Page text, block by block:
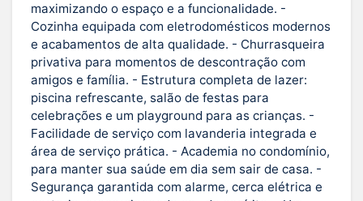
maximizando o espaço e a funcionalidade. -
Cozinha equipada com eletrodomésticos modernos
e acabamentos de alta qualidade. - Churrasqueira
privativa para momentos de descontração com
amigos e família. - Estrutura completa de lazer:
piscina refrescante, salão de festas para
celebrações e um playground para as crianças. -
Facilidade de serviço com lavanderia integrada e
área de serviço prática. - Academia no condomínio,
para manter sua saúde em dia sem sair de casa. -
Segurança garantida com alarme, cerca elétrica e